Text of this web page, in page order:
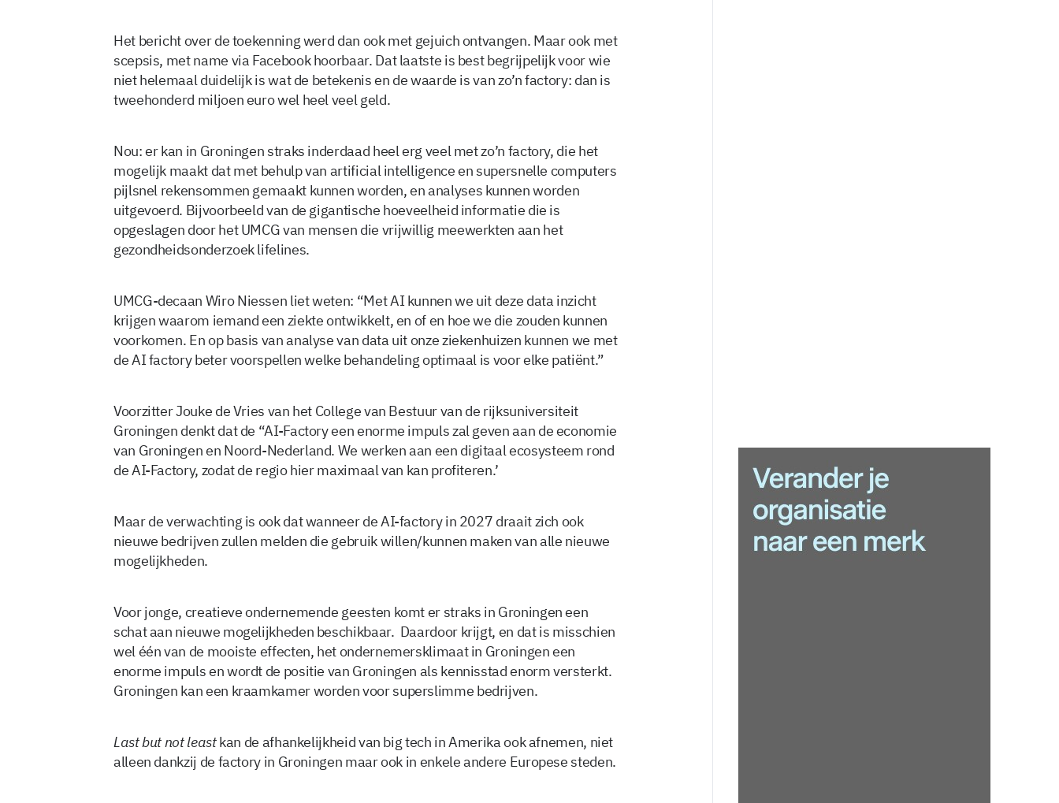
Het bericht over de toekenning werd dan ook met gejuich ontvangen. Maar ook met
scepsis, met name via Facebook hoorbaar. Dat laatste is best begrijpelijk voor wie
niet helemaal duidelijk is wat de betekenis en de waarde is van zo’n factory: dan is
tweehonderd miljoen euro wel heel veel geld.
Nou: er kan in Groningen straks inderdaad heel erg veel met zo’n factory, die het
mogelijk maakt dat met behulp van artificial intelligence en supersnelle computers
pijlsnel rekensommen gemaakt kunnen worden, en analyses kunnen worden
uitgevoerd. Bijvoorbeeld van de gigantische hoeveelheid informatie die is
opgeslagen door het UMCG van mensen die vrijwillig meewerkten aan het
gezondheidsonderzoek lifelines.
UMCG-decaan Wiro Niessen liet weten: “Met AI kunnen we uit deze data inzicht
krijgen waarom iemand een ziekte ontwikkelt, en of en hoe we die zouden kunnen
voorkomen. En op basis van analyse van data uit onze ziekenhuizen kunnen we met
de AI factory beter voorspellen welke behandeling optimaal is voor elke patiënt.”
Voorzitter Jouke de Vries van het College van Bestuur van de rijksuniversiteit
Groningen denkt dat de “AI-Factory een enorme impuls zal geven aan de economie
van Groningen en Noord-Nederland. We werken aan een digitaal ecosysteem rond
de AI-Factory, zodat de regio hier maximaal van kan profiteren.’
Maar de verwachting is ook dat wanneer de AI-factory in 2027 draait zich ook
nieuwe bedrijven zullen melden die gebruik willen/kunnen maken van alle nieuwe
mogelijkheden.
Voor jonge, creatieve ondernemende geesten komt er straks in Groningen een
schat aan nieuwe mogelijkheden beschikbaar. Daardoor krijgt, en dat is misschien
wel één van de mooiste effecten, het ondernemersklimaat in Groningen een
enorme impuls en wordt de positie van Groningen als kennisstad enorm versterkt.
Groningen kan een kraamkamer worden voor superslimme bedrijven.
Last but not leastkan de afhankelijkheid van big tech in Amerika ook afnemen, niet
alleen dankzij de factory in Groningen maar ook in enkele andere Europese steden.